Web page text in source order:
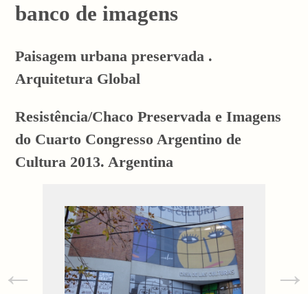
banco de imagens
Paisagem urbana preservada .
Arquitetura Global
Resistência/Chaco Preservada e Imagens
do Cuarto Congresso Argentino de
Cultura 2013. Argentina
← →